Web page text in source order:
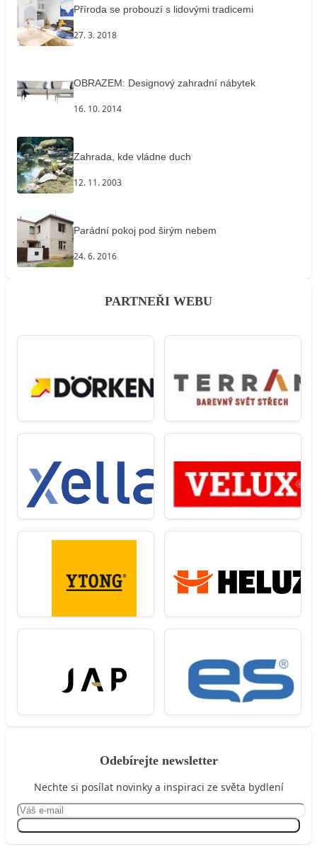
Příroda se probouzí s lidovými tradicemi
27. 3. 2018
OBRAZEM: Designový zahradní nábytek
16. 10. 2014
Zahrada, kde vládne duch
12. 11. 2003
Parádní pokoj pod širým nebem
24. 6. 2016
PARTNEŘI WEBU
Odebírejte newsletter
Nechte si posílat novinky a inspiraci ze světa bydlení